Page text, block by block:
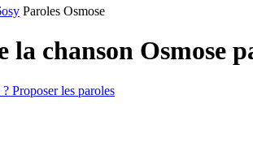
Paroles Osmose
la chanson Osmose
Proposer les paroles